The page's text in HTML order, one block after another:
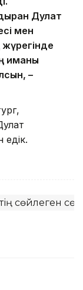
Дулат
мен
иманы
–
едік.
сөйлеген сөзі